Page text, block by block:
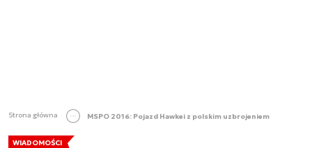
Strona główna MSPO 2016: Pojazd Hawkei z polskim uzbrojeniem
WIADOMOŚCI